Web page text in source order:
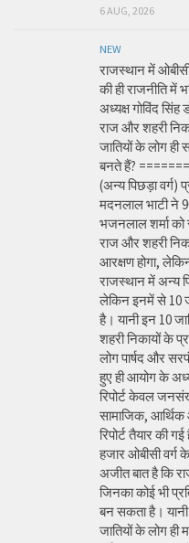
6 AUG, 2026
NEW
राजस्थान में
की ही राजनीति में
अध्यक्ष गोविंद सिंह
राज और शहरी
जातियों के लोग
बनते हैं?
(अन्य पिछड़ा वर्ग)
मदनलाल भाटी ने
भजनलाल शर्मा को
राज और शहरी
आरक्षण होगा,
राजस्थान में अन्य
लेकिन इनमें से 10
है। यानी इन 10
शहरी निकायों के
लोग पार्षद और
हुए ही आयोग के
रिपोर्ट केवल
सामाजिक,
रिपोर्ट तैयार की
हजार ओबीसी वर्ग
अजीत बात है कि
जिनका कोई भी
बन सकता है। यानी
जातियों के लोग ही